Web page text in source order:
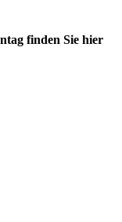
finden Sie hier